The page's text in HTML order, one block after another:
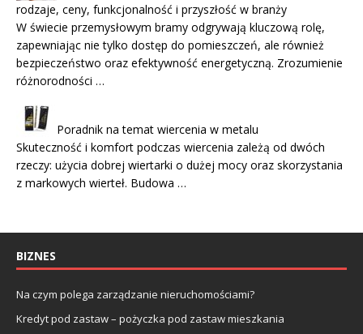
rodzaje, ceny, funkcjonalność i przyszłość w branży
W świecie przemysłowym bramy odgrywają kluczową rolę,
zapewniając nie tylko dostęp do pomieszczeń, ale również
bezpieczeństwo oraz efektywność energetyczną. Zrozumienie
różnorodności …
Poradnik na temat wiercenia w metalu
Skuteczność i komfort podczas wiercenia zależą od dwóch
rzeczy: użycia dobrej wiertarki o dużej mocy oraz skorzystania
z markowych wierteł. Budowa …
BIZNES
Na czym polega zarządzanie nieruchomościami?
Kredyt pod zastaw – pożyczka pod zastaw mieszkania